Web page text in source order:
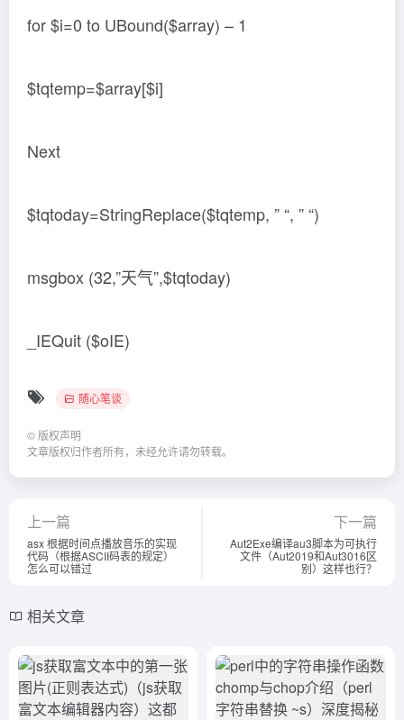
for $i=0 to UBound($array) – 1
$tqtemp=$array[$i]
Next
$tqtoday=StringReplace($tqtemp, ” “, ” “)
msgbox (32,”天气”,$tqtoday)
_IEQuit ($oIE)
随心笔谈
© 版权声明
文章版权归作者所有，未经允许请勿转载。
上一篇
asx 根据时间点播放音乐的实现
代码（根据ASCII码表的规定）
怎么可以错过
下一篇
Aut2Exe编译au3脚本为可执行
文件（Aut2019和Aut3016区
别）这样也行？
相关文章